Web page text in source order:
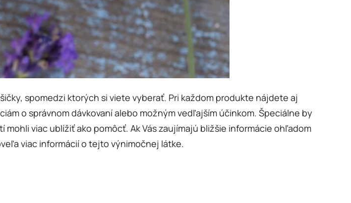
spomedzi ktorých si viete vyberať. Pri každom produkte nájdete aj
o správnom dávkovaní alebo možným vedľajším účinkom. Špeciálne by
viac ublížiť ako pomôcť. Ak Vás zaujímajú bližšie informácie ohľadom
viac informácií o tejto výnimočnej látke.